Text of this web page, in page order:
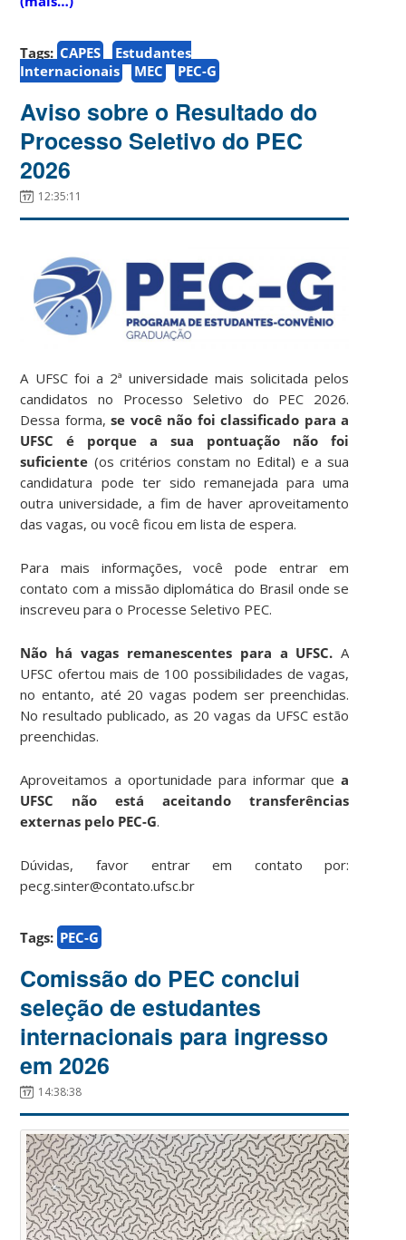
Tags: CAPES
Estudantes
Internacionais
MEC PEC-G
Aviso sobre o Resultado do
Processo Seletivo do PEC
2026
12:35:11
A UFSC foi a 2ª universidade mais solicitada pelos
candidatos no Processo Seletivo do PEC 2026.
Dessa forma,se você não foi classificado para a
UFSC é porque a sua pontuação não foi
suficiente (os critérios constam no Edital) e a sua
candidatura pode ter sido remanejada para uma
outra universidade, a fim de haver aproveitamento
das vagas, ou você ficou em lista de espera.
Para mais informações, você pode entrar em
contato com a missão diplomática do Brasil onde se
inscreveu para o Processe Seletivo PEC.
Não há vagas remanescentes para a UFSC. A
UFSC ofertou mais de 100 possibilidades de vagas,
no entanto, até 20 vagas podem ser preenchidas.
No resultado publicado, as 20 vagas da UFSC estão
preenchidas.
Aproveitamos a oportunidade para informar quea
UFSC não está aceitando transferências
externas pelo PEC-G.
Dúvidas, favor entrar em contato por:
pecg.sinter@contato.ufsc.br
Tags: PEC-G
Comissão do PEC conclui
seleção de estudantes
internacionais para ingresso
em 2026
14:38:38